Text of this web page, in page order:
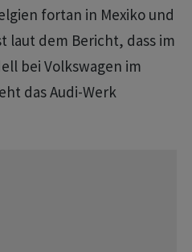
fortan in Mexiko und
laut dem Bericht, dass im
bei Volkswagen im
das Audi-Werk